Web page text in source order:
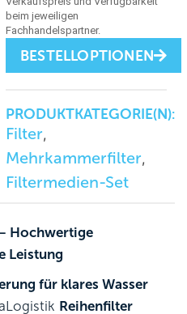
BESTELLOPTIONEN
PRODUKTKATEGORIE(N):
Filter,
Mehrkammerfilter,
Filtermedien-Set
Hochwertige
Leistung
für klares Wasser
Reihenfilter